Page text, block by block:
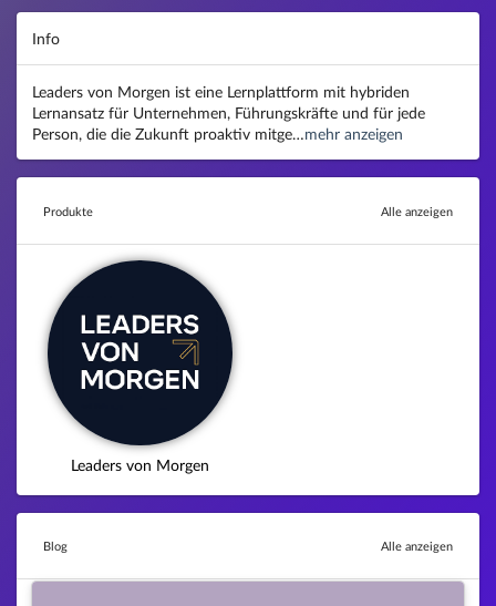
Info
Leaders von Morgen ist eine Lernplattform mit hybriden
Lernansatz für Unternehmen, Führungskräfte und für jede
Person, die die Zukunft proaktiv mitge…mehr anzeigen
Produkte Alle anzeigen
Leaders von Morgen
Blog Alle anzeigen